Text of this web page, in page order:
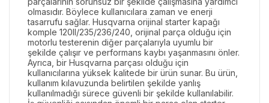
olmasıdır. Böylece kullanıcılara zaman ve enerji
tasarrufu sağlar. Husqvarna orijinal starter kapağı
komple 120II/235/236/240, orijinal parça olduğu için
motorlu testerenin diğer parçalarıyla uyumlu bir
şekilde çalışır ve performans kaybı yaşanmasını önler.
Ayrıca, bir Husqvarna parçası olduğu için
kullanıcılarına yüksek kalitede bir ürün sunar. Bu ürün,
kullanım kılavuzunda belirtilen şekilde yanlış
kullanılmadığı sürece güvenli bir şekilde kullanılabilir.